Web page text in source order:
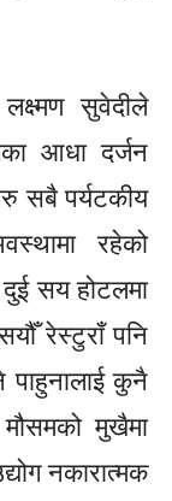
सुवेदीले
आधा दर्जन
सबै पर्यटकीय
रहेको
दुई सय होटलमा
रेस्टुराँ पनि
पाहुनालाई कुनै
मुखैमा
नकारात्मक